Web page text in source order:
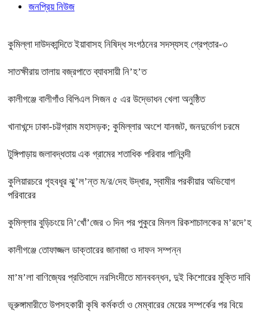
জনপ্রিয় নিউজ
কুমিল্লা দাউদকান্দিতে ইয়াবাসহ নিষিদ্ধ সংগঠনের সদস্যসহ গ্রেপ্তার-৩
সাতক্ষীরায় তালায় বজ্রপাতে ব্যাবসায়ী নি’হ’ত
কালীগঞ্জে বালীগাঁও বিপিএল সিজন ৫ এর উদ্ভোধন খেলা অনুষ্ঠিত
খানাখন্দে ঢাকা-চট্টগ্রাম মহাসড়ক; কুমিল্লার অংশে যানজট, জনদুর্ভোগ চরমে
টুঙ্গিপাড়ায় জলাবদ্ধতায় এক গ্রামের শতাধিক পরিবার পানিবন্দী
কুলিয়ারচরে গৃহবধূর ঝু’ল’ন্ত ম/র/দেহ উদ্ধার, স্বামীর পরকীয়ার অভিযোগ
পরিবারের
কুমিল্লার বুড়িচংয়ে নি’খোঁ’জের ৩ দিন পর পুকুরে মিলল রিকশাচালকের ম’রদে’হ
কালীগঞ্জে তোফাজ্জল ডাক্তারের জানাজা ও দাফন সম্পন্ন
মা’ম’লা বাণিজ্যের প্রতিবাদে নরসিংদীতে মানববন্ধন, দুই কিশোরের মুক্তি দাবি
ভূরুঙ্গামারীতে উপসহকারী কৃষি কর্মকর্তা ও মেম্বারের মেয়ের সম্পর্কের পর বিয়ে